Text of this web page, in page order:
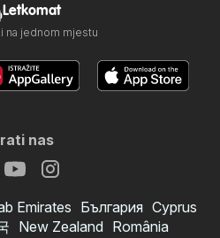
Letkomat
na jednom mjestu
nas
Emirates България Cyprus
New Zealand România